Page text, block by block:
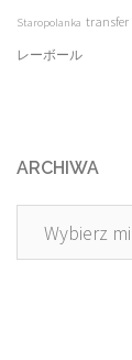
Staropolanka transfer
レーボール
ARCHIWA
Archiwa